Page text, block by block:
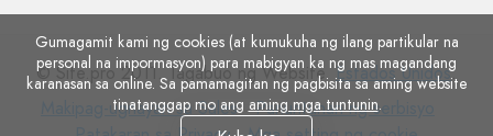
© Site.pro 2011. Tagabuo ng Website.Estados Unidos.
Makipag-ugnayan sa Sales
Panuntunan
Panuntunan ng serbisyo
Gumagamit kami ng cookies (at kumukuha ng ilang partikular na
personal na impormasyon) para mabigyan ka ng mas magandang
karanasan sa online. Sa pamamagitan ng pagbisita sa aming website
tinatanggap mo ang aming mga tuntunin.